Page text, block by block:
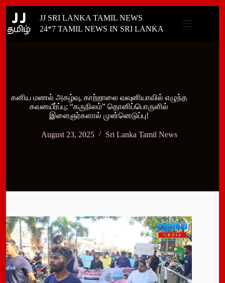
content
JJ SRI LANKA TAMIL NEWS
24*7 TAMIL NEWS IN SRI LANKA
கனிய மணல் அகழ்வு, காற்றாலை வவுனியாவில் எழுந்த
கவனயீர்ப்பு; “கருநிலம்” தொனிப்பொருளில்
இளைஞர்களால் முன்னெடுப்பு!
August 23, 2025 Sri Lanka Tamil News